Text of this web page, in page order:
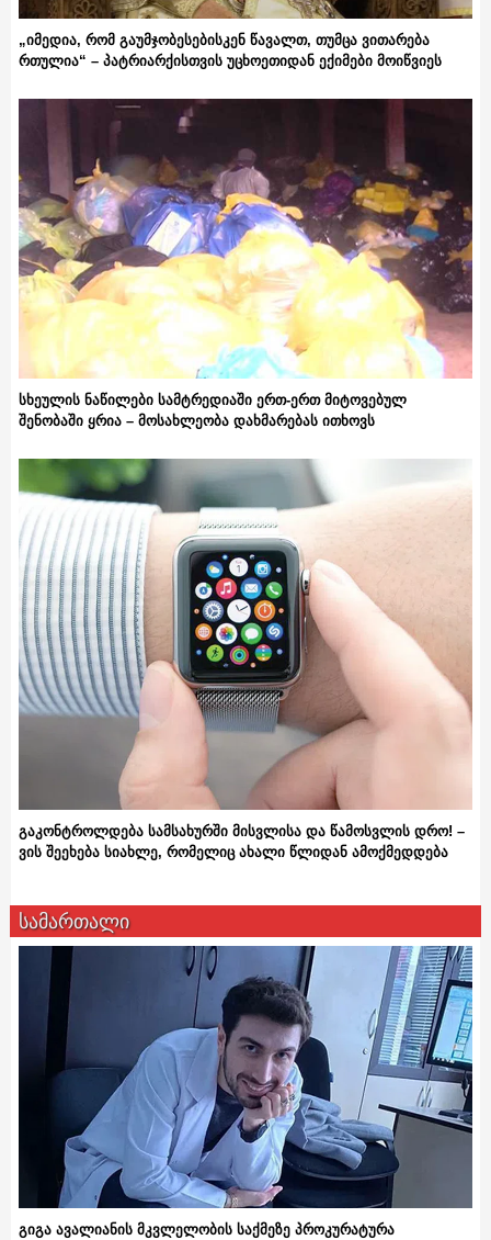
„იმედია, რომ გაუმჯობესებისკენ წავალთ, თუმცა ვითარება
რთულია“ – პატრიარქისთვის უცხოეთიდან ექიმები მოიწვიეს
სხეულის ნაწილები სამტრედიაში ერთ-ერთ მიტოვებულ
შენობაში ყრია – მოსახლეობა დახმარებას ითხოვს
გაკონტროლდება სამსახურში მისვლისა და წამოსვლის დრო! –
ვის შეეხება სიახლე, რომელიც ახალი წლიდან ამოქმედდება
სამართალი
გიგა ავალიანის მკვლელობის საქმეზე პროკურატურა